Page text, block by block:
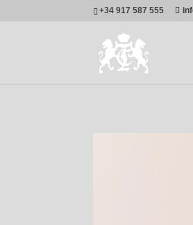
+34 917 587 555